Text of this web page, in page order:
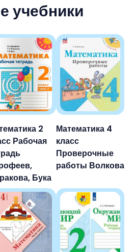
учебники
2
Рабочая
Бука
Математика 4
класс
Проверочные
работы Волкова